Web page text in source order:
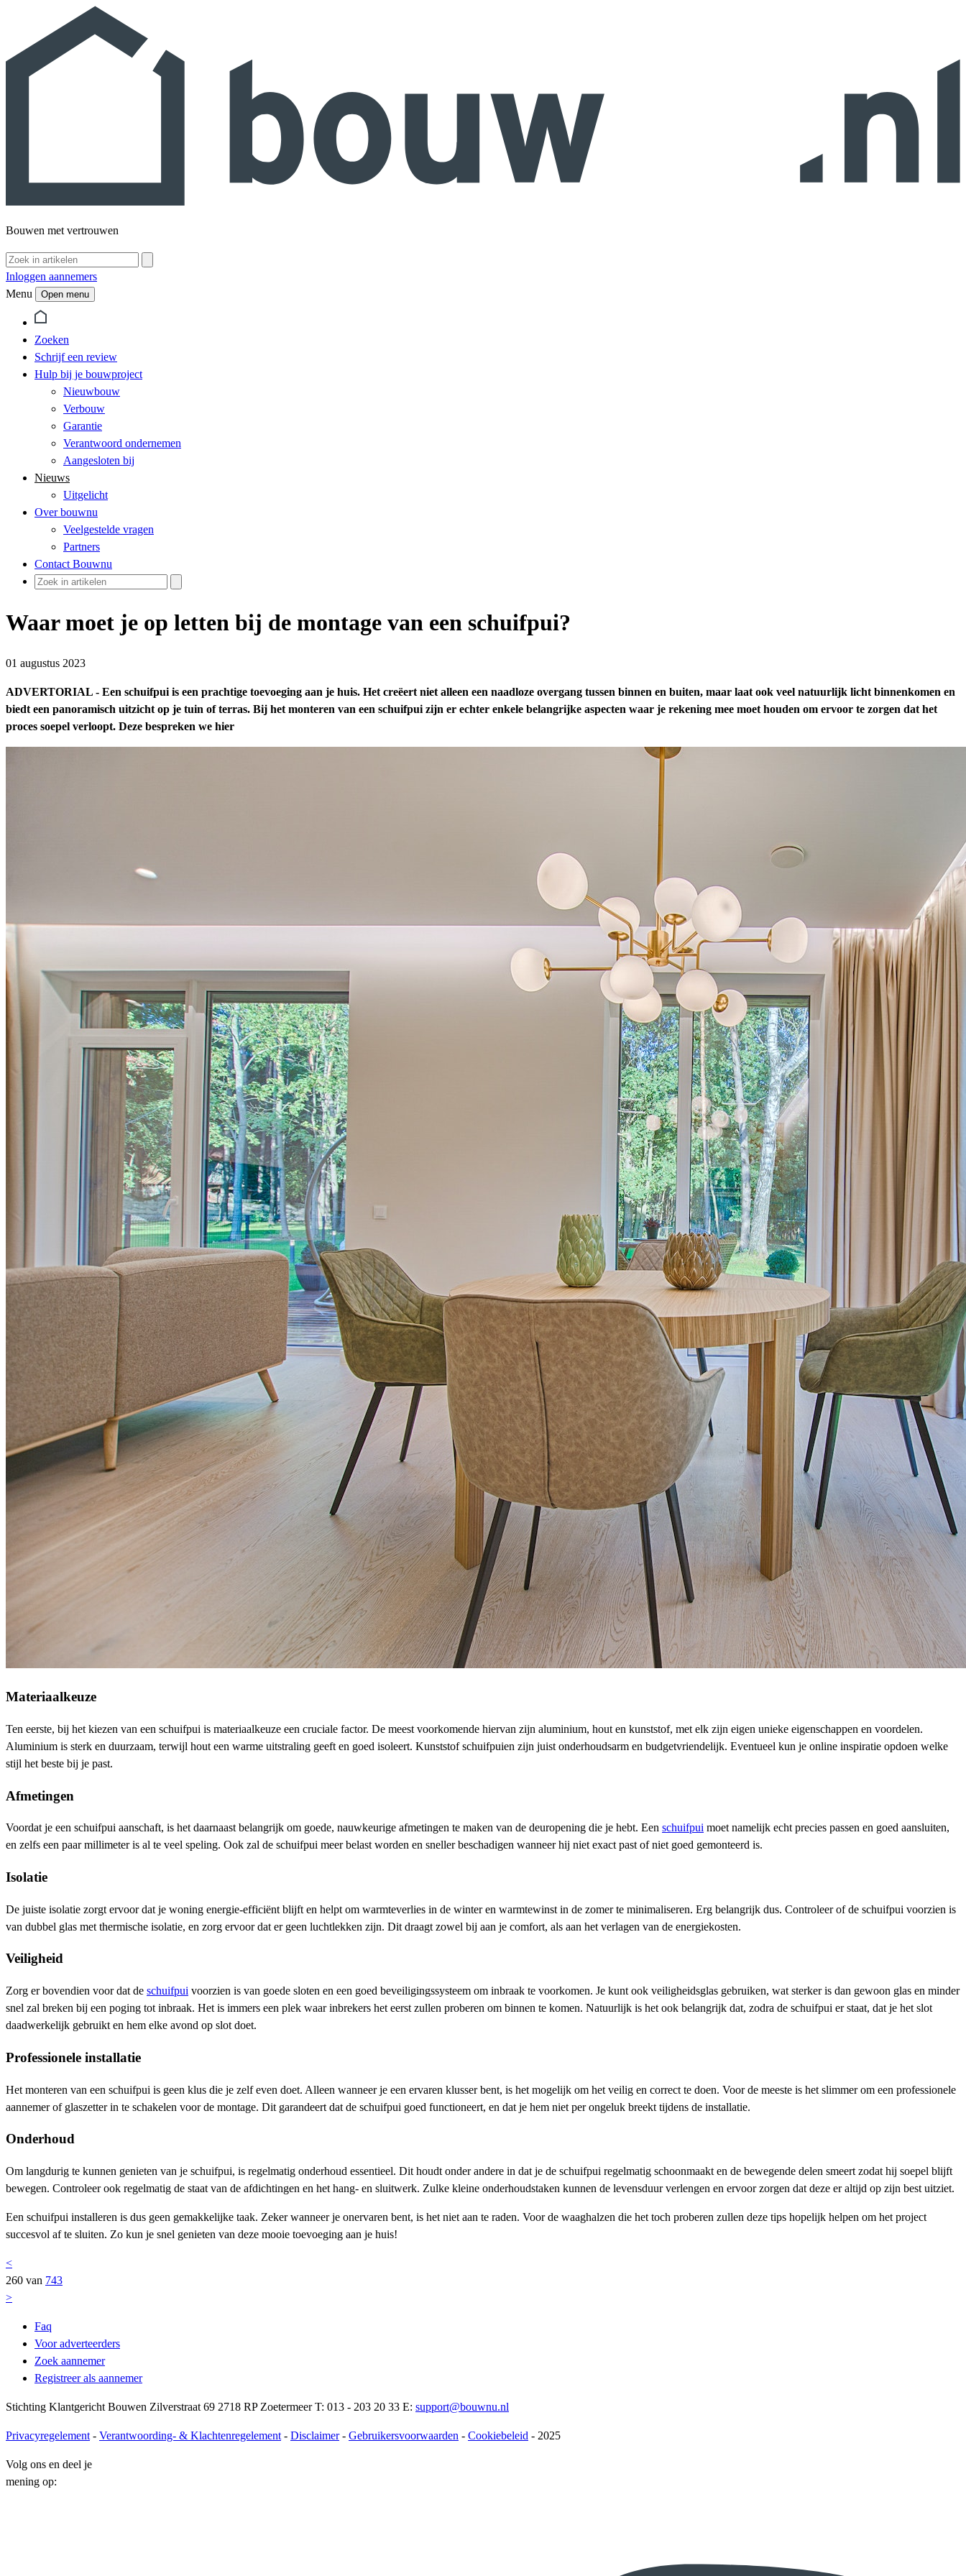
Bouwen met vertrouwen
Inloggen aannemers
Menu
Open menu
Zoeken
Schrijf een review
Hulp bij je bouwproject
Nieuwbouw
Verbouw
Garantie
Verantwoord ondernemen
Aangesloten bij
Nieuws
Uitgelicht
Over bouwnu
Veelgestelde vragen
Partners
Contact Bouwnu
Waar moet je op letten bij de montage van een schuifpui?
01 augustus 2023
ADVERTORIAL - Een schuifpui is een prachtige toevoeging aan je huis. Het creëert niet alleen een naadloze overgang tussen binnen en buiten, maar laat ook veel natuurlijk licht binnenkomen en
biedt een panoramisch uitzicht op je tuin of terras. Bij het monteren van een schuifpui zijn er echter enkele belangrijke aspecten waar je rekening mee moet houden om ervoor te zorgen dat het
proces soepel verloopt. Deze bespreken we hier
Materiaalkeuze
Ten eerste, bij het kiezen van een schuifpui is materiaalkeuze een cruciale factor. De meest voorkomende hiervan zijn aluminium, hout en kunststof, met elk zijn eigen unieke eigenschappen en voordelen.
Aluminium is sterk en duurzaam, terwijl hout een warme uitstraling geeft en goed isoleert. Kunststof schuifpuien zijn juist onderhoudsarm en budgetvriendelijk. Eventueel kun je online inspiratie opdoen welke
stijl het beste bij je past.
Afmetingen
Voordat je een schuifpui aanschaft, is het daarnaast belangrijk om goede, nauwkeurige afmetingen te maken van de deuropening die je hebt. Een schuifpui moet namelijk echt precies passen en goed aansluiten,
en zelfs een paar millimeter is al te veel speling. Ook zal de schuifpui meer belast worden en sneller beschadigen wanneer hij niet exact past of niet goed gemonteerd is.
Isolatie
De juiste isolatie zorgt ervoor dat je woning energie-efficiënt blijft en helpt om warmteverlies in de winter en warmtewinst in de zomer te minimaliseren. Erg belangrijk dus. Controleer of de schuifpui voorzien is
van dubbel glas met thermische isolatie, en zorg ervoor dat er geen luchtlekken zijn. Dit draagt zowel bij aan je comfort, als aan het verlagen van de energiekosten.
Veiligheid
Zorg er bovendien voor dat de schuifpui voorzien is van goede sloten en een goed beveiligingssysteem om inbraak te voorkomen. Je kunt ook veiligheidsglas gebruiken, wat sterker is dan gewoon glas en minder
snel zal breken bij een poging tot inbraak. Het is immers een plek waar inbrekers het eerst zullen proberen om binnen te komen. Natuurlijk is het ook belangrijk dat, zodra de schuifpui er staat, dat je het slot
daadwerkelijk gebruikt en hem elke avond op slot doet.
Professionele installatie
Het monteren van een schuifpui is geen klus die je zelf even doet. Alleen wanneer je een ervaren klusser bent, is het mogelijk om het veilig en correct te doen. Voor de meeste is het slimmer om een professionele
aannemer of glaszetter in te schakelen voor de montage. Dit garandeert dat de schuifpui goed functioneert, en dat je hem niet per ongeluk breekt tijdens de installatie.
Onderhoud
Om langdurig te kunnen genieten van je schuifpui, is regelmatig onderhoud essentieel. Dit houdt onder andere in dat je de schuifpui regelmatig schoonmaakt en de bewegende delen smeert zodat hij soepel blijft
bewegen. Controleer ook regelmatig de staat van de afdichtingen en het hang- en sluitwerk. Zulke kleine onderhoudstaken kunnen de levensduur verlengen en ervoor zorgen dat deze er altijd op zijn best uitziet.
Een schuifpui installeren is dus geen gemakkelijke taak. Zeker wanneer je onervaren bent, is het niet aan te raden. Voor de waaghalzen die het toch proberen zullen deze tips hopelijk helpen om het project
succesvol af te sluiten. Zo kun je snel genieten van deze mooie toevoeging aan je huis!
<
260 van 743
>
Faq
Voor adverteerders
Zoek aannemer
Registreer als aannemer
Stichting Klantgericht Bouwen Zilverstraat 69 2718 RP Zoetermeer T: 013 - 203 20 33 E: support@bouwnu.nl
Privacyregelement - Verantwoording- & Klachtenregelement - Disclaimer- Gebruikersvoorwaarden - Cookiebeleid - 2025
Volg ons en deel je
mening op: